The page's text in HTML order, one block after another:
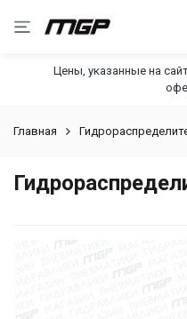
Цены, указанные на
Главная